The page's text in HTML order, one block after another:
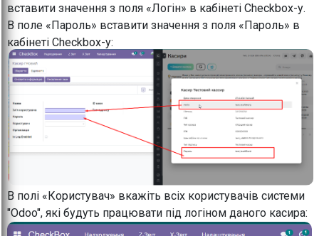
вставити значення з поля «Логін» в кабінеті Checkbox-у.
В поле «Пароль» вставити значення з поля «Пароль» в
кабінеті Checkbox-у:
В полі «Користувач» вкажіть всіх користувачів системи
"Odoo", які будуть працювати під логіном даного касира: